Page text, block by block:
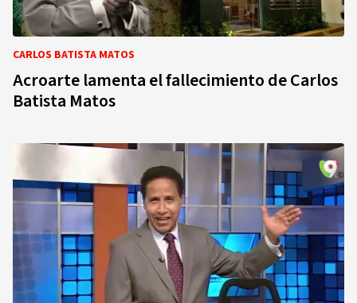
CARLOS BATISTA MATOS
Acroarte lamenta el fallecimiento de Carlos
Batista Matos